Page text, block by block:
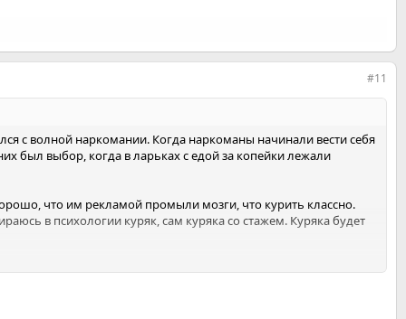
#11
с волной наркомании. Когда наркоманы начинали вести себя
был выбор, когда в ларьках с едой за копейки лежали
что им рекламой промыли мозги, что курить классно.
в психологии куряк, сам куряка со стажем. Куряка будет
пока не уберут названия, привлекательные пачки,